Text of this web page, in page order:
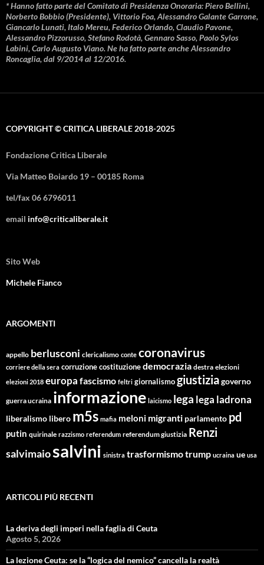
* Hanno fatto parte del Comitato di Presidenza Onoraria: Piero Bellini,
Norberto Bobbio (Presidente), Vittorio Foa, Alessandro Galante Garrone,
Giancarlo Lunati, Italo Mereu, Federico Orlando, Claudio Pavone,
Alessandro Pizzorusso, Stefano Rodotà, Gennaro Sasso, Paolo Sylos
Labini, Carlo Augusto Viano. Ne ha fatto parte anche Alessandro
Roncaglia, dal 9/2014 al 12/2016.
COPYRIGHT © CRITICA LIBERALE 2018-2025
Fondazione Critica Liberale
Via Matteo Boiardo 19 – 00185 Roma
tel/fax 06 6796011
email info@criticaliberale.it
Sito Web
Michele Fianco
ARGOMENTI
appello berlusconi clericalismo conte coronavirus
corriere della sera corruzionecostituzionedemocrazia destra elezioni
elezioni 2018 europa fascismo feltri giornalismogiustiziagoverno
guerra ucraina informazione laicismo lega lega ladrona
liberalismo libero m5s mafia meloni migranti parlamento pd
putin quirinale razzismo referendum referendum giustizia Renzi
salvimaiosalvini sinistra trasformismotrump ucraina ue usa
ARTICOLI PIÙ RECENTI
La deriva degli imperi nella faglia di Ceuta
Agosto 5, 2026
La lezione Ceuta: se la “logica del nemico” cancella la realtà